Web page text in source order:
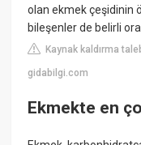
olan ekmek çeşidinin
bileşenler de belirli
Kaynak kaldırma
gidabilgi.com
Ekmekte en